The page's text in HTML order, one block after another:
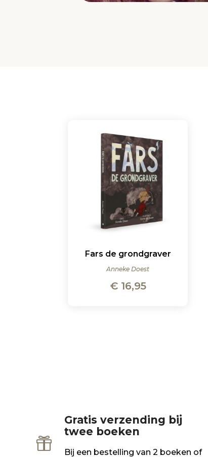
Fars de grondgraver
Anneke Doest
€16,95

Gratis verzending bij
twee boeken
Bij een bestelling van 2 boeken of